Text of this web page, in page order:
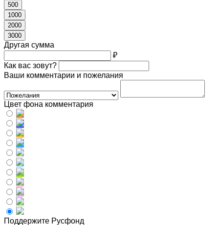
500
1000
2000
3000
Другая сумма
₽
Как вас зовут?
Ваши комментарии и пожелания
Цвет фона комментария
Поддержите Русфонд